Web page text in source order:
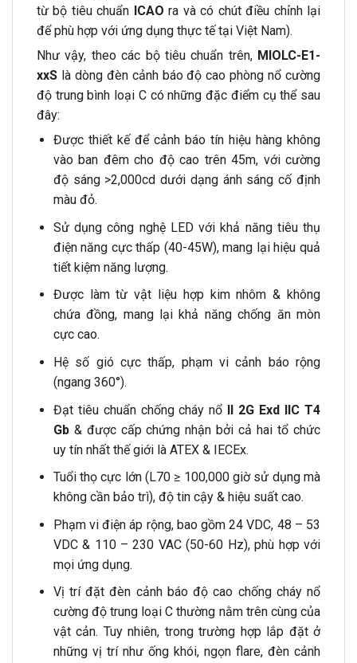
từ bộ tiêu chuẩn ICAO ra và có chút điều chỉnh lại
để phù hợp với ứng dụng thực tế tại Việt Nam).
Như vậy, theo các bộ tiêu chuẩn trên, MIOLC-E1-
xxS là dòng đèn cảnh báo độ cao phòng nổ cường
độ trung bình loại C có những đặc điểm cụ thể sau
đây:
Được thiết kế để cảnh báo tín hiệu hàng không
vào ban đêm cho độ cao trên 45m, với cường
độ sáng >2,000cd dưới dạng ánh sáng cố định
màu đỏ.
Sử dụng công nghệ LED với khả năng tiêu thụ
điện năng cực thấp (40-45W), mang lại hiệu quả
tiết kiệm năng lượng.
Được làm từ vật liệu hợp kim nhôm & không
chứa đồng, mang lại khả năng chống ăn mòn
cực cao.
Hệ số gió cực thấp, phạm vi cảnh báo rộng
(ngang 360°).
Đạt tiêu chuẩn chống cháy nổ II 2G Exd IIC T4
Gb & được cấp chứng nhận bởi cả hai tổ chức
uy tín nhất thế giới là ATEX & IECEx.
Tuổi thọ cực lớn (L70 ≥ 100,000 giờ sử dụng mà
không cần bảo trì), độ tin cậy & hiệu suất cao.
Phạm vi điện áp rộng, bao gồm 24 VDC, 48 – 53
VDC & 110 – 230 VAC (50-60 Hz), phù hợp với
mọi ứng dụng.
Vị trí đặt đèn cảnh báo độ cao chống cháy nổ
cường độ trung loại C thường nằm trên cùng của
vật cản. Tuy nhiên, trong trường hợp lắp đặt ở
những vị trí như ống khói, ngọn flare, đèn cảnh